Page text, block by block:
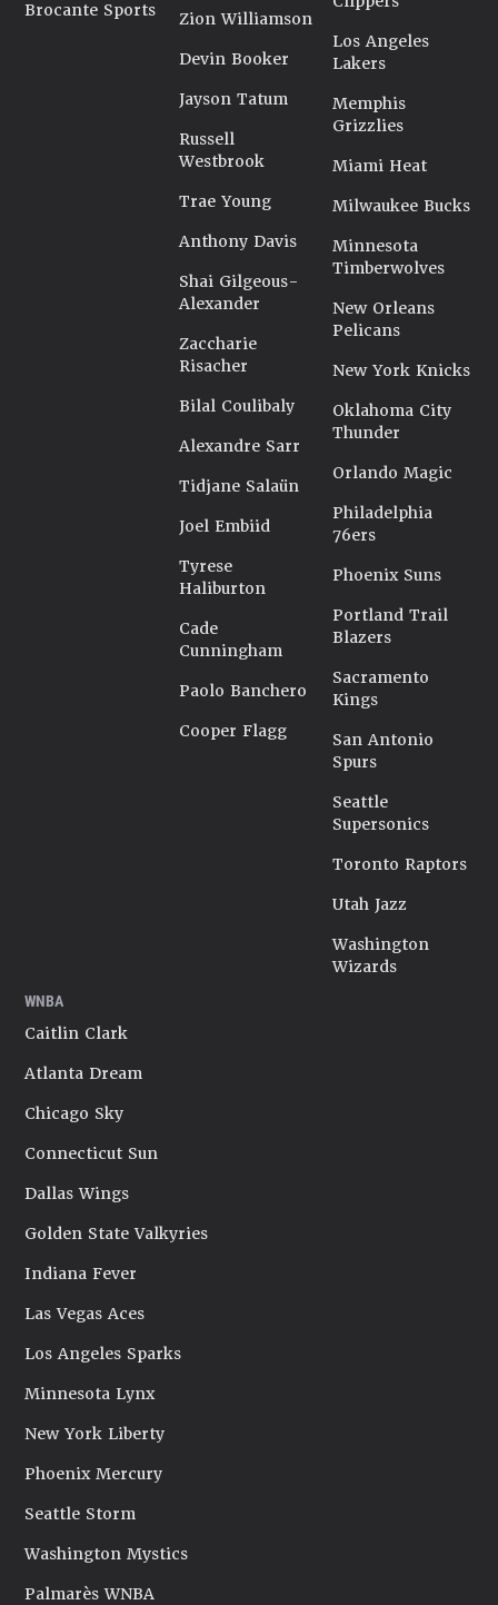
Brocante Sports
Zion Williamson
Devin Booker
Jayson Tatum
Russell
Westbrook
Trae Young
Anthony Davis
Shai Gilgeous-
Alexander
Zaccharie
Risacher
Bilal Coulibaly
Alexandre Sarr
Tidjane Salaün
Joel Embiid
Tyrese
Haliburton
Cade
Cunningham
Paolo Banchero
Cooper Flagg
Los Angeles
Lakers
Memphis
Grizzlies
Miami Heat
Milwaukee Bucks
Minnesota
Timberwolves
New Orleans
Pelicans
New York Knicks
Oklahoma City
Thunder
Orlando Magic
Philadelphia
76ers
Phoenix Suns
Portland Trail
Blazers
Sacramento
Kings
San Antonio
Spurs
Seattle
Supersonics
Toronto Raptors
Utah Jazz
Washington
Wizards
WNBA
Caitlin Clark
Atlanta Dream
Chicago Sky
Connecticut Sun
Dallas Wings
Golden State Valkyries
Indiana Fever
Las Vegas Aces
Los Angeles Sparks
Minnesota Lynx
New York Liberty
Phoenix Mercury
Seattle Storm
Washington Mystics
Palmarès WNBA